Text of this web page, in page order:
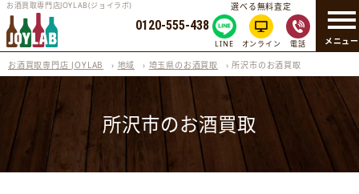
メニュー
お酒買取専門店JOYLAB(ジョイラボ)
0120-555-438
選べる無料査定
LINE オンライン 電話
お酒買取専門店 JOYLAB › 地域 › 埼玉県のお酒買取 ›所沢市のお酒買取
所沢市のお酒買取